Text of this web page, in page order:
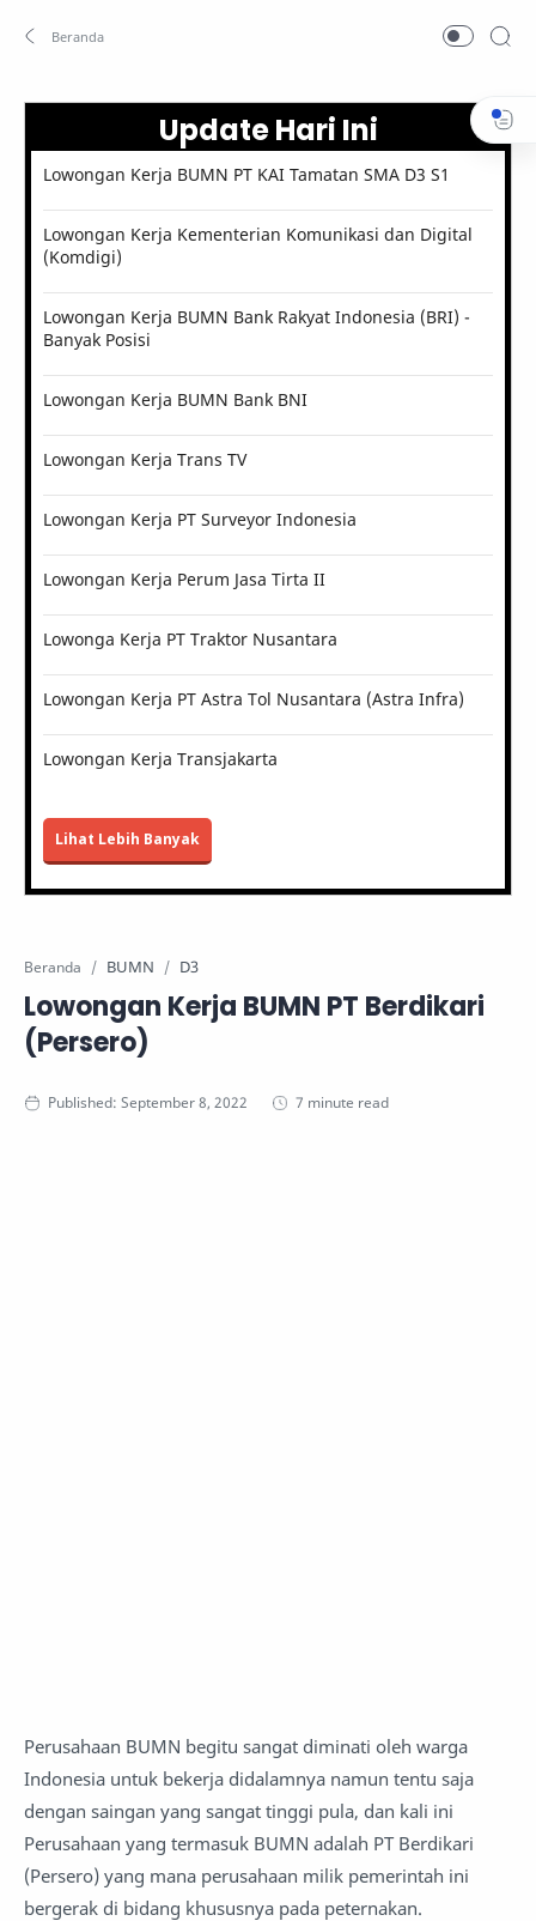
Update Hari Ini
Lowongan Kerja BUMN PT KAI Tamatan SMA D3 S1
Lowongan Kerja Kementerian Komunikasi dan Digital
(Komdigi)
Lowongan Kerja BUMN Bank Rakyat Indonesia (BRI) -
Banyak Posisi
Lowongan Kerja BUMN Bank BNI
Lowongan Kerja Trans TV
Lowongan Kerja PT Surveyor Indonesia
Lowongan Kerja Perum Jasa Tirta II
Lowonga Kerja PT Traktor Nusantara
Lowongan Kerja PT Astra Tol Nusantara (Astra Infra)
Lowongan Kerja Transjakarta
Lihat Lebih Banyak
Beranda BUMN D3
Lowongan Kerja BUMN PT Berdikari
(Persero)
7 minute read
Perusahaan BUMN begitu sangat diminati oleh warga
Indonesia untuk bekerja didalamnya namun tentu saja
dengan saingan yang sangat tinggi pula, dan kali ini
Perusahaan yang termasuk BUMN adalah PT Berdikari
(Persero) yang mana perusahaan milik pemerintah ini
bergerak di bidang khususnya pada peternakan.